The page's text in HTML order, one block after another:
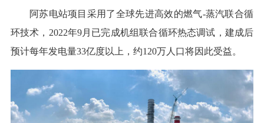
阿苏电站项目采用了全球先进高效的燃气-蒸汽联合循
环技术，2022年9月已完成机组联合循环热态调试，建成后
预计每年发电量33亿度以上，约120万人口将因此受益。